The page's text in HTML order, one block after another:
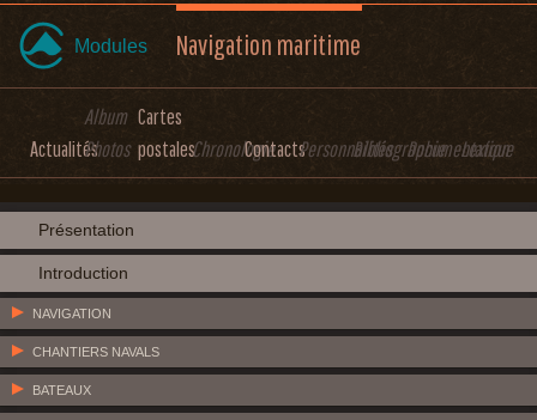
Modules Navigation maritime
Actualités
Album
Photos
Cartes
postalesChronologieContactsPersonnalitésBibliographieDocumentation
Lexique
Présentation
Introduction
NAVIGATION
CHANTIERS NAVALS
BATEAUX